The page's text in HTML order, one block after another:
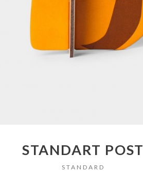
STANDART POST
STANDARD